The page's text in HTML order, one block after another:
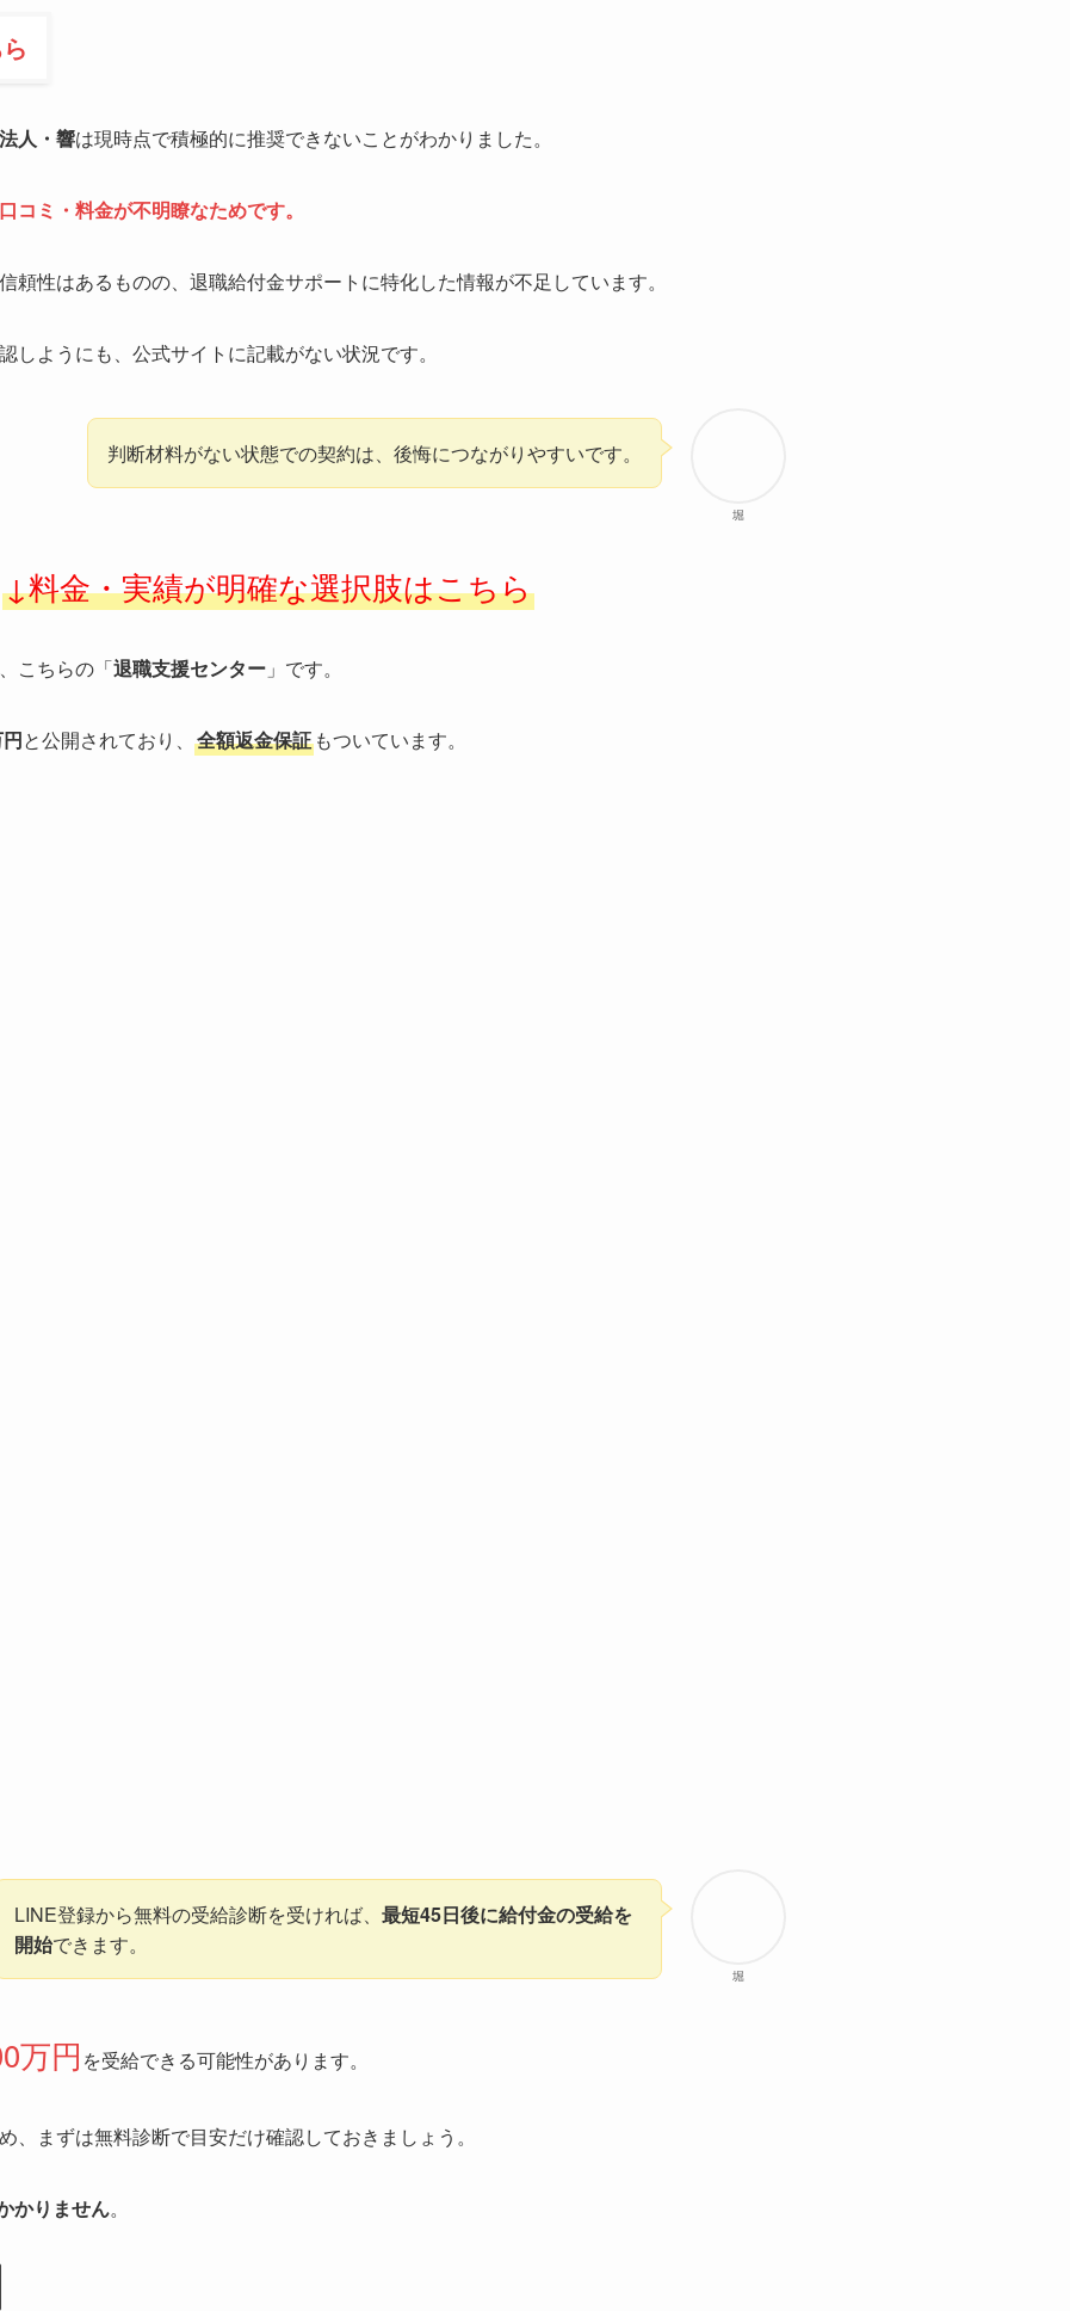
人・響は現時点で積極的に推奨できないことがわかりました。
コミ・料金が不明瞭なためです。
頼性はあるものの、退職給付金サポートに特化した情報が不足しています。
しようにも、公式サイトに記載がない状況です。
堀
判断材料がない状態での契約は、後悔につながりやすいです。
↓料金・実績が明確な選択肢はこちら
こちらの「退職支援センター 」です。
と公開されており、 全額返金保証 もついています。
堀
LINE登録から無料の受給診断を受ければ、 最短45日後に給付金の受給を
開始できます。
万円 を受給できる可能性があります。
、まずは無料診断で目安だけ確認しておきましょう。
かりません。